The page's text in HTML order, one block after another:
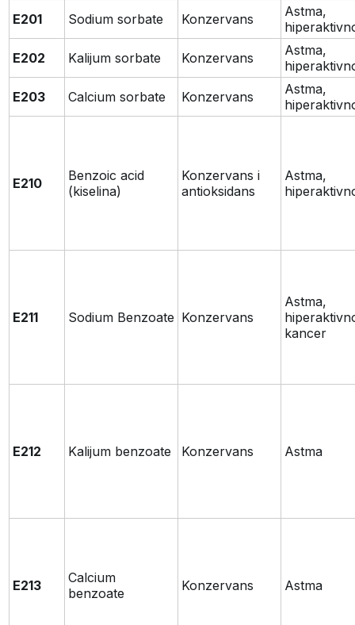
E201
Sodium sorbate Konzervans
Astma,
E202
Kalijum sorbate Konzervans
Astma,
E203
Calcium sorbate Konzervans
Astma,
E210
Benzoic acid
(kiselina)
Konzervans i
antioksidans
Astma,
E211 Sodium Benzoate Konzervans
Astma,
kancer
E212 Kalijum benzoate Konzervans Astma
E213
Calcium
benzoate
Konzervans Astma